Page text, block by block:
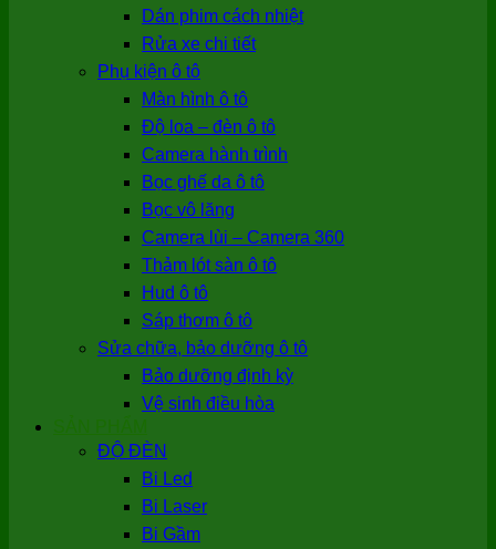
Dán phim cách nhiệt
Rửa xe chi tiết
Phụ kiện ô tô
Màn hình ô tô
Độ loa – đèn ô tô
Camera hành trình
Bọc ghế da ô tô
Bọc vô lăng
Camera lùi – Camera 360
Thảm lót sàn ô tô
Hud ô tô
Sáp thơm ô tô
Sửa chữa, bảo dưỡng ô tô
Bảo dưỡng định kỳ
Vệ sinh điều hòa
ĐỘ ĐÈN
Bi Led
Bi Laser
Bi Gầm